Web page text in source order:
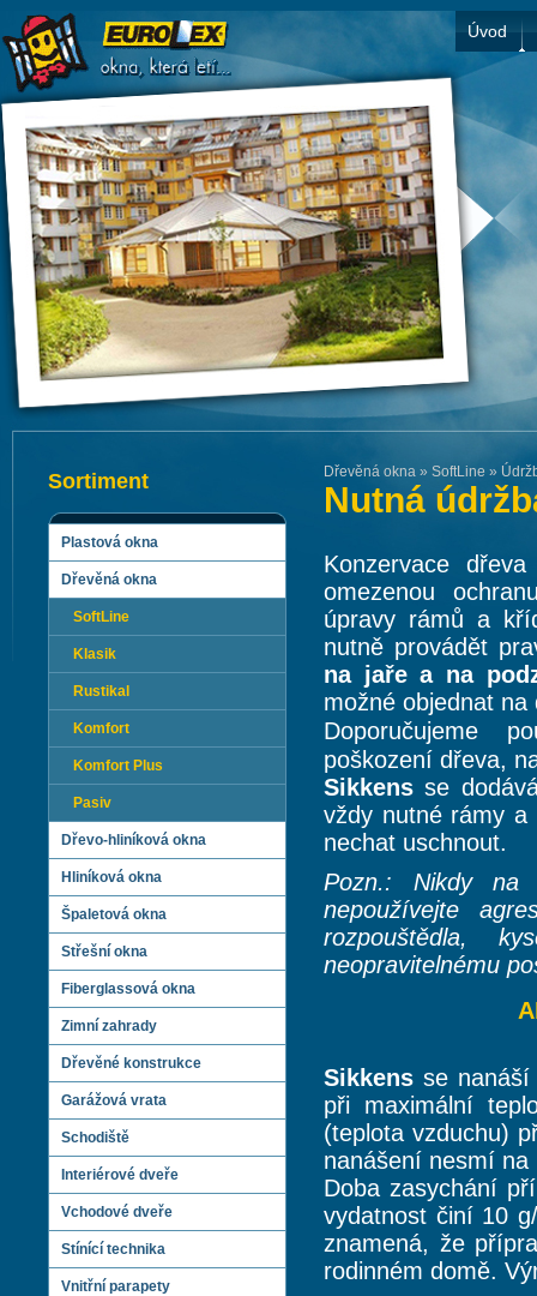
Úvod
Sortiment
Plastová okna
Dřevěná okna
SoftLine
Klasik
Rustikal
Komfort
Komfort Plus
Pasiv
Dřevo-hliníková okna
Hliníková okna
Špaletová okna
Střešní okna
Fiberglassová okna
Zimní zahrady
Dřevěné konstrukce
Garážová vrata
Schodiště
Interiérové dveře
Vchodové dveře
Stínící technika
Vnitřní parapety
Dřevěná okna » SoftLine »
Nutná
Konzervace
omezenou
úpravy rámů a
nutně provádět
na jaře a na
možné objednat
Doporučujeme
poškození dřeva,
Sikkens se
vždy nutné rámy
nechat uschnout.
Pozn.: Nikdy
nepoužívejte
rozpouštědla,
neopravitelnému
Sikkens se
při maximální
(teplota vzduchu)
nanášení nesmí
Doba zasychání
vydatnost činí 10
znamená, že
rodinném domě.